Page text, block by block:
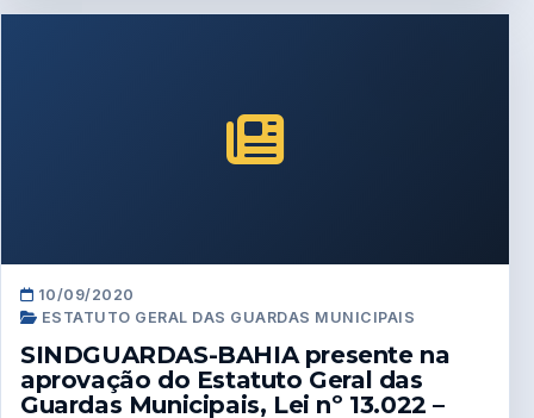
10/09/2020
ESTATUTO GERAL DAS GUARDAS MUNICIPAIS
SINDGUARDAS-BAHIA presente na
aprovação do Estatuto Geral das
Guardas Municipais, Lei nº 13.022 –